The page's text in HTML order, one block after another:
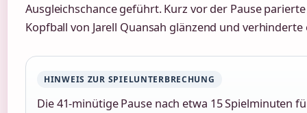
Ausgleichschance geführt. Kurz vor der Pause
Kopfball von Jarell Quansah glänzend und
HINWEIS ZUR SPIELUNTERBRECHUNG
Die 41-minütige Pause nach etwa 15 Spielminuten